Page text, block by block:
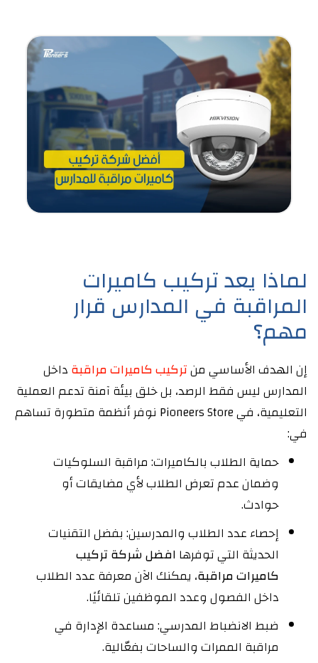
لماذا يعد تركيب كاميرات
المراقبة في المدارس قرار
مهم؟
إن الهدف الأساسي منتركيب كاميرات مراقبةداخل
المدارس ليس فقط الرصد، بل خلق بيئة آمنة تدعم العملية
التعليمية، في Pioneers Store نوفر أنظمة متطورة تساهم
في:
حماية الطلاب بالكاميرات: مراقبة السلوكيات
وضمان عدم تعرض الطلاب لأي مضايقات أو
حوادث.
إحصاء عدد الطلاب والمدرسين: بفضل التقنيات
الحديثة التي توفرهاافضل شركة تركيب
كاميرات مراقبة، يمكنك الآن معرفة عدد الطلاب
داخل الفصول وعدد الموظفين تلقائيًا.
ضبط الانضباط المدرسي: مساعدة الإدارة في
مراقبة الممرات والساحات بفعّالية.